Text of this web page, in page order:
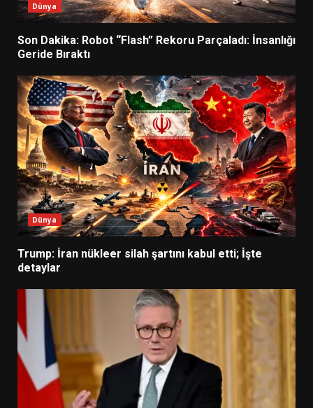
Dünya
Son Dakika: Robot “Flash” Rekoru Parçaladı: İnsanlığı
Geride Bıraktı
Dünya
Trump: İran nükleer silah şartını kabul etti; İşte
detaylar